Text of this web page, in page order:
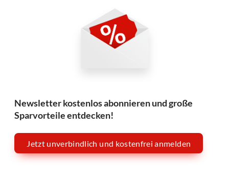
Newsletter kostenlos abonnieren und große
Sparvorteile entdecken!
Jetzt unverbindlich und kostenfrei anmelden